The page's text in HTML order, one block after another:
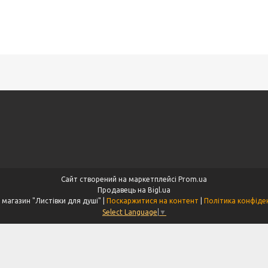
Сайт створений на маркетплейсі Prom.ua
Продавець на Bigl.ua
Поскаржитися на контент
Політика
Select Language ▼